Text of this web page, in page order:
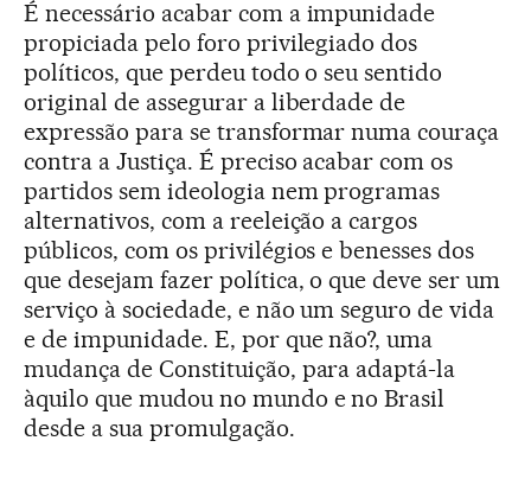
É necessário acabar com a impunidade
propiciada pelo foro privilegiado dos
políticos, que perdeu todo o seu sentido
original de assegurar a liberdade de
expressão para se transformar numa couraça
contra a Justiça. É preciso acabar com os
partidos sem ideologia nem programas
alternativos, com a reeleição a cargos
públicos, com os privilégios e benesses dos
que desejam fazer política, o que deve ser um
serviço à sociedade, e não um seguro de vida
e de impunidade. E, por que não?, uma
mudança de Constituição, para adaptá-la
àquilo que mudou no mundo e no Brasil
desde a sua promulgação.